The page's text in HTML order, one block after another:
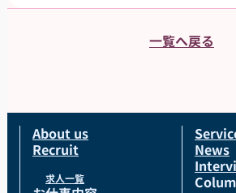
一覧へ戻る
About us
Recruit
求人一覧
News